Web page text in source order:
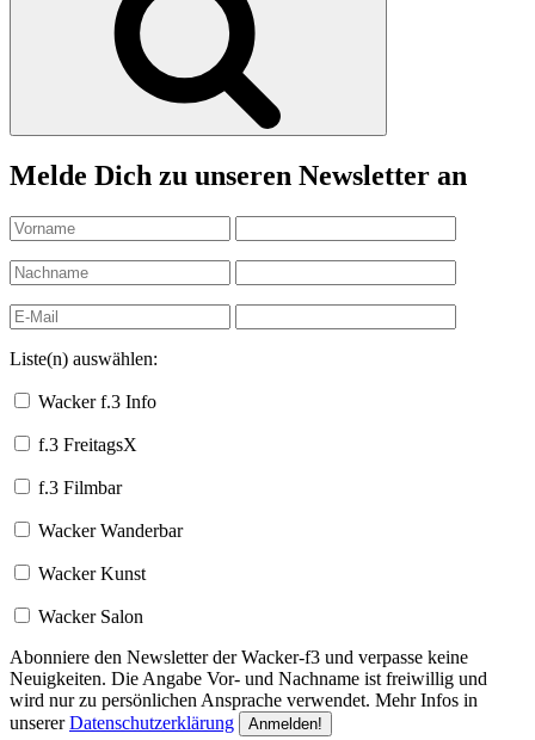
Melde Dich zu unseren Newsletter an
Liste(n) auswählen:
Wacker f.3 Info
f.3 FreitagsX
f.3 Filmbar
Wacker Wanderbar
Wacker Kunst
Wacker Salon
Abonniere den Newsletter der Wacker-f3 und verpasse keine
Neuigkeiten. Die Angabe Vor- und Nachname ist freiwillig und
wird nur zu persönlichen Ansprache verwendet. Mehr Infos in
unsererDatenschutzerklärung